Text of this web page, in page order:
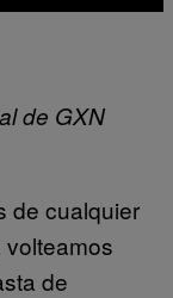
de GXN
de cualquier
de